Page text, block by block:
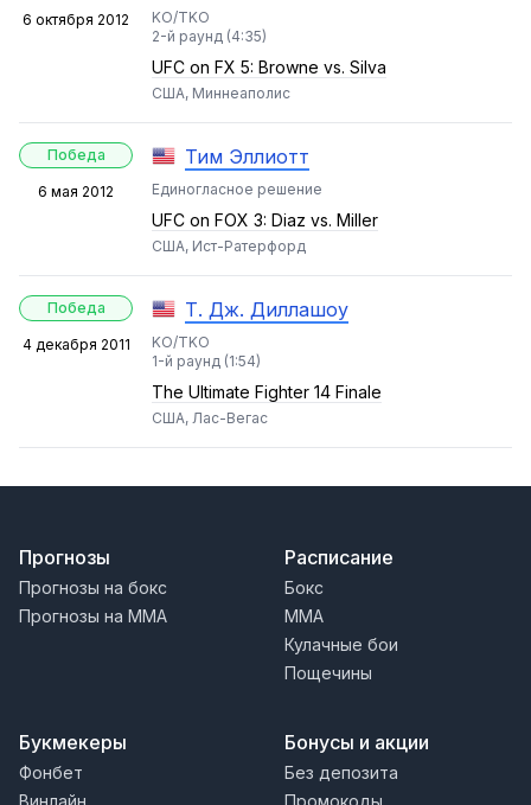
6 октября 2012
KO/TKO
2-й раунд (4:35)
UFC on FX 5: Browne vs. Silva
США, Миннеаполис
Победа
6 мая 2012
Тим Эллиотт
Единогласное решение
UFC on FOX 3: Diaz vs. Miller
США, Ист-Ратерфорд
Победа
4 декабря 2011
Т. Дж. Диллашоу
KO/TKO
1-й раунд (1:54)
The Ultimate Fighter 14 Finale
США, Лас-Вегас
Прогнозы
Прогнозы на бокс
Прогнозы на MMA
Расписание
Бокс
MMA
Кулачные бои
Пощечины
Букмекеры
Фонбет
Винлайн
Бонусы и акции
Без депозита
Промокоды